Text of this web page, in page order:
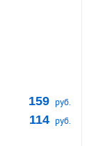
159 руб.
114 руб.